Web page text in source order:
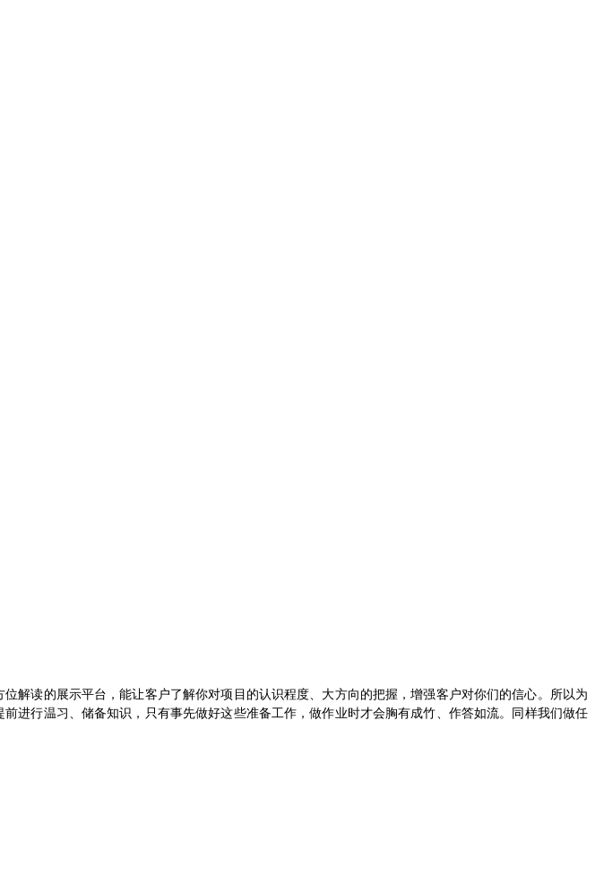
解读的展示平台，能让客户了解你对项目的认识程度、大方向的把握，增强客户对你们的信心。所以为
进行温习、储备知识，只有事先做好这些准备工作，做作业时才会胸有成竹、作答如流。
同样我们做任